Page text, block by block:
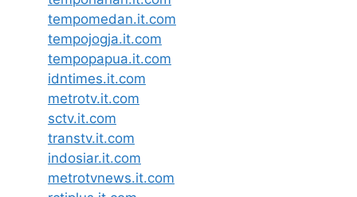
tempomedan.it.com
tempojogja.it.com
tempopapua.it.com
idntimes.it.com
metrotv.it.com
sctv.it.com
transtv.it.com
indosiar.it.com
metrotvnews.it.com